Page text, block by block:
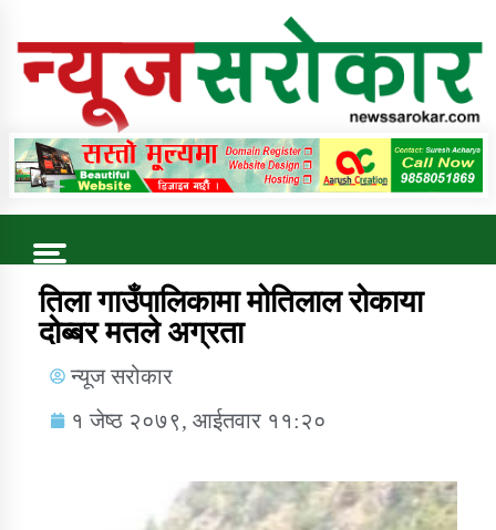
Online News Portal
Trending Now
कुषि बिकास कार्यालय जुम्ला सुचना सन्देश
तिला गाउँपालिकामा मोतिलाल रोकाया
दोब्बर मतले अग्रता
न्यूज सरोकार
१ जेष्ठ २०७९, आईतवार ११:२०